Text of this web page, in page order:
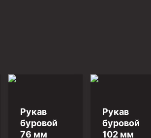
Рукав
буровой
76 мм
Рукав
буровой
102 мм